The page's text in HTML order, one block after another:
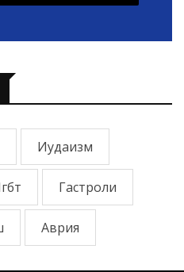
Иудаизм
Гастроли
Аврия